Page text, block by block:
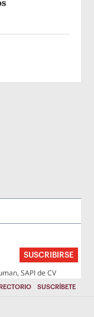
SUSCRIBIRSE
SAPI de CV
SUSCRÍBETE